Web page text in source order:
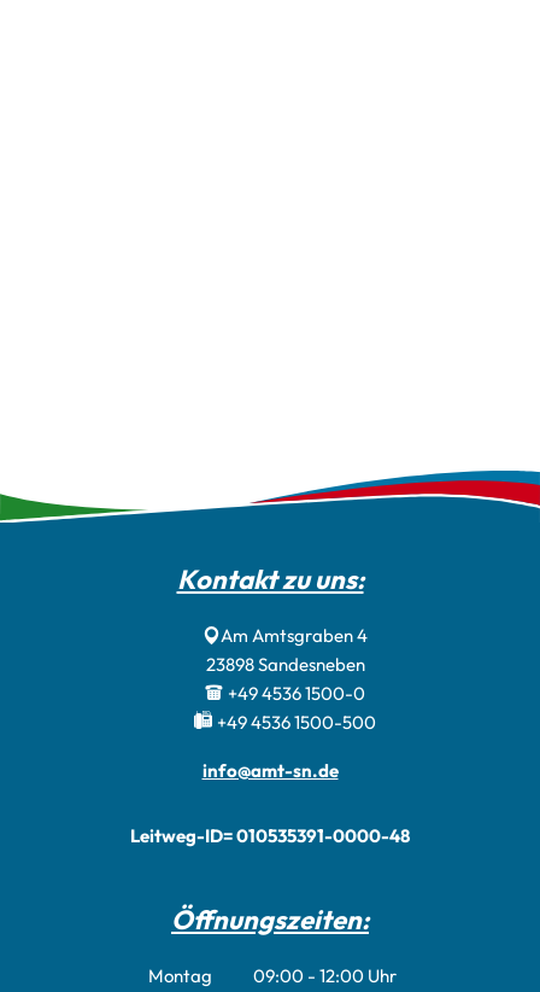
Kontakt zu uns:
Am Amtsgraben 4
23898Sandesneben
+49 4536 1500-0
+49 4536 1500-500
info@amt-sn.de
Leitweg-ID= 010535391-0000-48
Öffnungszeiten:
Montag 09:00- 12:00Uhr